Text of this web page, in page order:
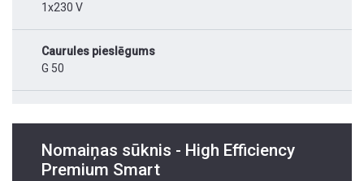
1x230 V
Caurules pieslēgums
G 50
Nomaiņas sūknis - High Efficiency
Premium Smart